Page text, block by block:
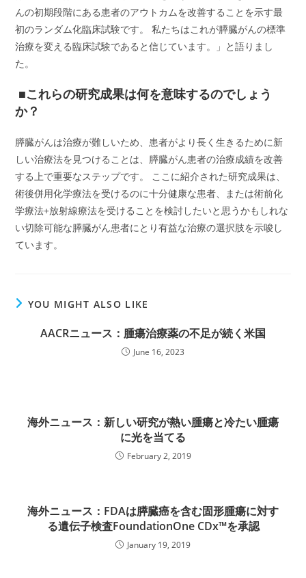
んの初期段階にある患者のアウトカムを改善することを示す最
初のランダム化臨床試験です。 私たちはこれが膵臓がんの標準
治療を変える臨床試験であると信じています。」と語りまし
た。
■これらの研究成果は何を意味するのでしょう
か？
膵臓がんは治療が難しいため、患者がより長く生きるために新
しい治療法を見つけることは、膵臓がん患者の治療成績を改善
する上で重要なステップです。 ここに紹介された研究成果は、
術後併用化学療法を受けるのに十分健康な患者、または術前化
学療法+放射線療法を受けることを検討したいと思うかもしれな
い切除可能な膵臓がん患者にとり有益な治療の選択肢を示唆し
ています。
YOU MIGHT ALSO LIKE
AACRニュース：腫瘍治療薬の不足が続く米国
June 16, 2023
海外ニュース：新しい研究が熱い腫瘍と冷たい腫瘍
に光を当てる
February 2, 2019
海外ニュース：FDAは膵臓癌を含む固形腫瘍に対す
る遺伝子検査FoundationOne CDx™を承認
January 19, 2019